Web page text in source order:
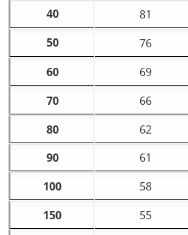
40
81
50
76
60
69
70
66
80
62
90
61
100
58
150
55